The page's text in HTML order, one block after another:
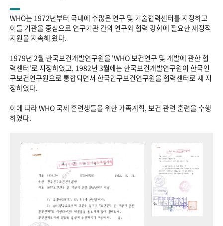
WHO는 1972년부터 국내에 수많은 연구 및 기술협력센터를 지정하고
이들 기관을 중심으로 연구기관 간의 연구와 협력 강화에 필요한 재정적
지원을 지속해 왔다.
1979년 2월 한국보건개발연구원을 'WHO 보건연구 및 개발에 관한 협
력센터'로 지정하였고, 1982년 3월에는 한국보건개발연구원이 한국인
구보건연구원으로 통합되면서 한국인구보건연구원을 협력센터로 재 지
정하였다.
이에 따라 WHO 국제 훈련생들을 위한 가족계획, 보건 관련 훈련을 수행
하였다.